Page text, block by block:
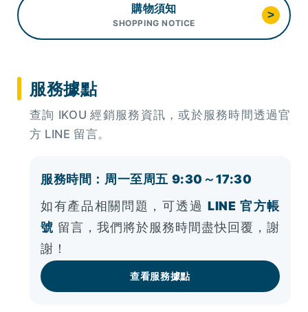
購物須知
SHOPPING NOTICE
>
服務據點
查詢 IKOU 經銷服務資訊，或於服務時間透過官
方 LINE 留言。
服務時間：周一至周五 9:30～17:30
如有產品相關問題，可透過 LINE 官方帳
號 留言，我們將於服務時間盡快回覆，謝
謝！
查看服務據點